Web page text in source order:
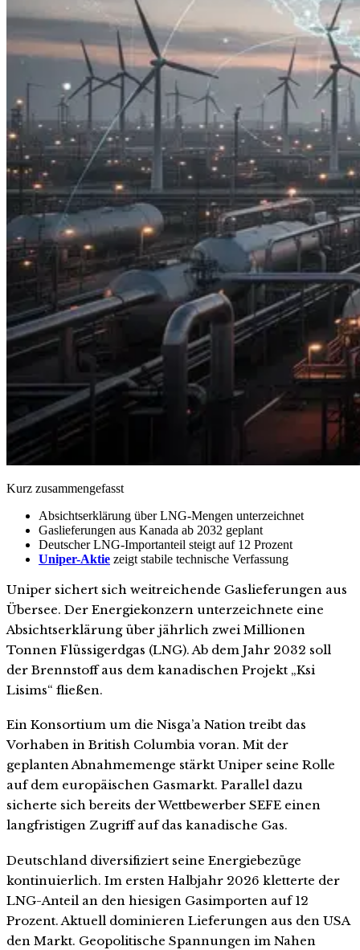
Kurz zusammengefasst
Absichtserklärung über LNG-Mengen unterzeichnet
Gaslieferungen aus Kanada ab 2032 geplant
Deutscher LNG-Importanteil steigt auf 12 Prozent
Uniper-Aktie zeigt stabile technische Verfassung
Uniper sichert sich weitreichende Gaslieferungen aus
Übersee. Der Energiekonzern unterzeichnete eine
Absichtserklärung über jährlich zwei Millionen
Tonnen Flüssigerdgas (LNG). Ab dem Jahr 2032 soll
der Brennstoff aus dem kanadischen Projekt „Ksi
Lisims“ fließen.
Ein Konsortium um die Nisga’a Nation treibt das
Vorhaben in British Columbia voran. Mit der
geplanten Abnahmemenge stärkt Uniper seine Rolle
auf dem europäischen Gasmarkt. Parallel dazu
sicherte sich bereits der Wettbewerber SEFE einen
langfristigen Zugriff auf das kanadische Gas.
Deutschland diversifiziert seine Energiebezüge
kontinuierlich. Im ersten Halbjahr 2026 kletterte der
LNG-Anteil an den hiesigen Gasimporten auf 12
Prozent. Aktuell dominieren Lieferungen aus den USA
den Markt. Geopolitische Spannungen im Nahen